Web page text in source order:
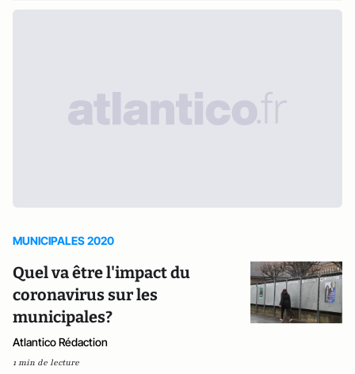
MUNICIPALES 2020
Quel va être l'impact du
coronavirus sur les
municipales?
Atlantico Rédaction
1 min de lecture